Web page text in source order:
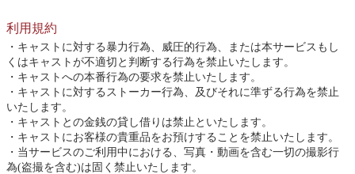
利用規約
キャストに対する暴力行為、威圧的行為、または本サービスもし
くはキャストが不適切と判断する行為を禁止いたします。
キャストへの本番行為の要求を禁止いたします。
キャストに対するストーカー行為、及びそれに準ずる行為を禁止
いたします。
キャストとの金銭の貸し借りは禁止といたします。
キャストにお客様の貴重品をお預けすることを禁止いたします。
当サービスのご利用中における、写真・動画を含む一切の撮影行
為(盗撮を含む)は固く禁止いたします。